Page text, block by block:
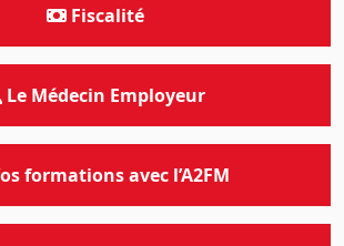
Fiscalité
Le Médecin Employeur
formations avec l’A2FM